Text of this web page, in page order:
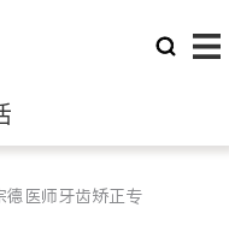
德医师牙齿矫正专